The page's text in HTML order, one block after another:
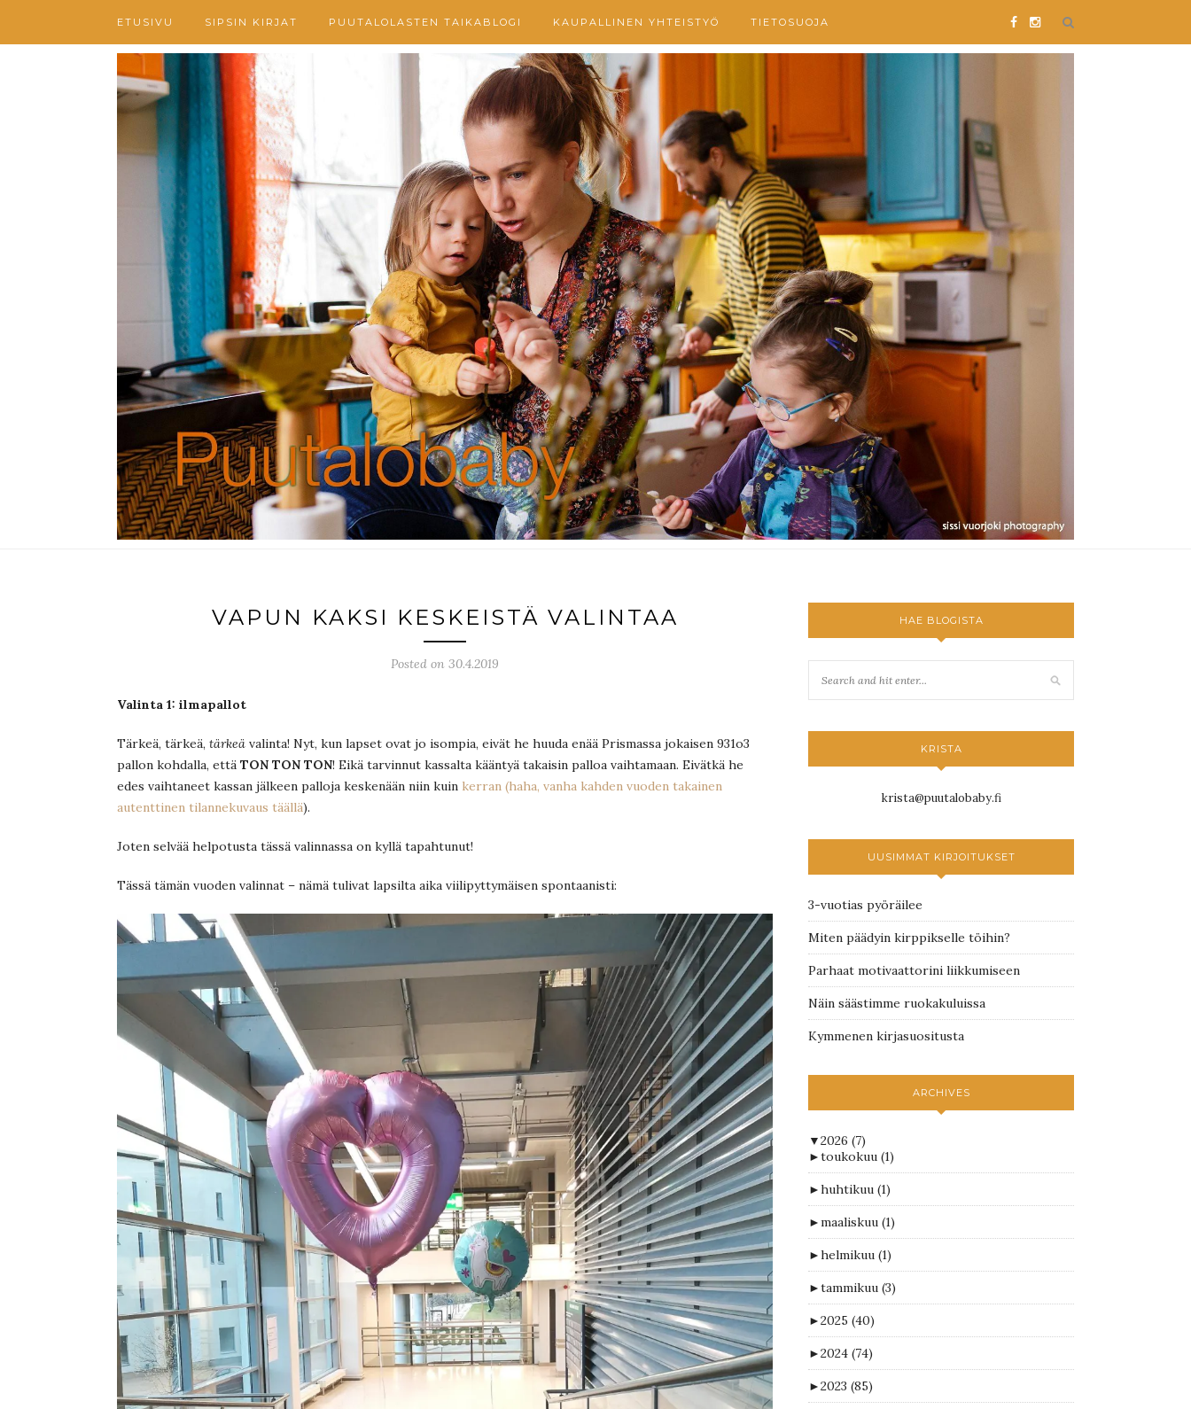
ETUSIVU SIPSIN KIRJAT PUUTALOLASTEN TAIKABLOGI KAUPALLINEN YHTEISTYÖ TIETOSUOJA
VAPUN KAKSI KESKEISTÄ VALINTAA
Posted on 30.4.2019
Valinta 1: ilmapallot
Tärkeä, tärkeä, tärkeä valinta! Nyt, kun lapset ovat jo isompia, eivät he huuda enää Prismassa jokaisen 931o3
pallon kohdalla, että TON TON TON! Eikä tarvinnut kassalta kääntyä takaisin palloa vaihtamaan. Eivätkä he
edes vaihtaneet kassan jälkeen palloja keskenään niin kuin kerran (haha, vanha kahden vuoden takainen
autenttinen tilannekuvaus täällä).
Joten selvää helpotusta tässä valinnassa on kyllä tapahtunut!
Tässä tämän vuoden valinnat – nämä tulivat lapsilta aika viilipyttymäisen spontaanisti:
HAE BLOGISTA
KRISTA
krista@puutalobaby.fi
UUSIMMAT KIRJOITUKSET
3-vuotias pyöräilee
Miten päädyin kirppikselle töihin?
Parhaat motivaattorini liikkumiseen
Näin säästimme ruokakuluissa
Kymmenen kirjasuositusta
ARCHIVES
▼2026 (7)
►toukokuu (1)
►huhtikuu (1)
►maaliskuu (1)
►helmikuu (1)
►tammikuu (3)
►2025 (40)
►2024 (74)
►2023 (85)